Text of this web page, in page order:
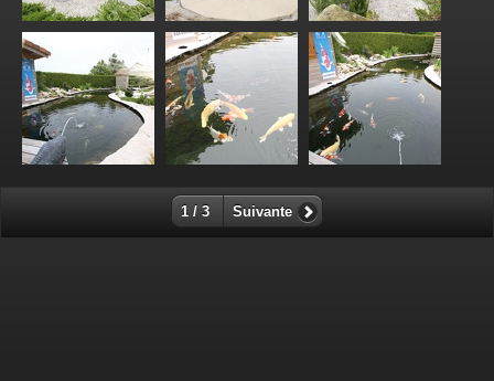
1 / 3 Suivante